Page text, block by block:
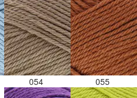
054 055